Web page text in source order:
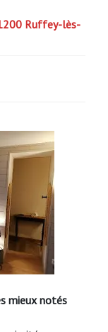
Ruffey-lès-
mieux notés